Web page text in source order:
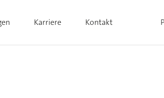
Karriere Kontakt